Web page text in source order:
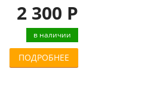
2 300 Р
в наличии
ПОДРОБНЕЕ